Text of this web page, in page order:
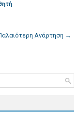
Ανάρτηση →